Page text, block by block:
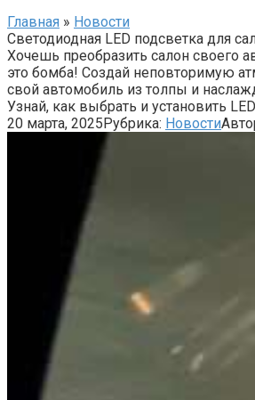
Главная » Новости
Светодиодная LED подсветка для
Хочешь преобразить салон своего
это бомба! Создай неповторимую
свой автомобиль из толпы и
Узнай, как выбрать и установить
20 марта, 2025Рубрика: Новости